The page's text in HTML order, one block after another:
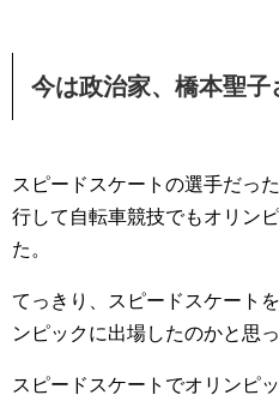
今は政治家、橋本聖子
スピードスケートの選手だっ
行して自転車競技でもオリン
た。
てっきり、スピードスケート
ンピックに出場したのかと思
スピードスケートでオリンピ